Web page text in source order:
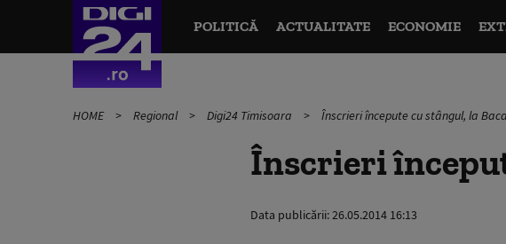
POLITICĂ ACTUALITATE ECONOMIE
HOME Regional Digi24 Timisoara Înscrieri începute cu stângul, la
Înscrieri
Data publicării:26.05.2014 16:13